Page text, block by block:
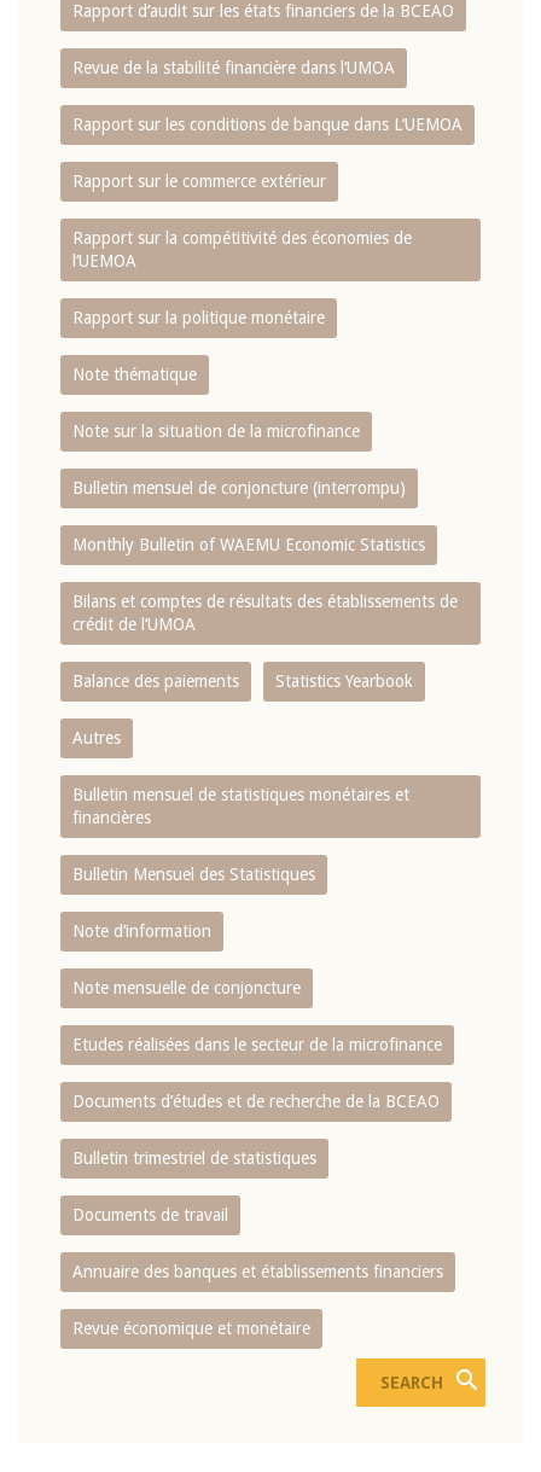
Rapport d‘audit sur les états financiers de la BCEAO
Revue de la stabilité financière dans l‘UMOA
Rapport sur les conditions de banque dans L‘UEMOA
Rapport sur le commerce extérieur
Rapport sur la compétitivité des économies de
l‘UEMOA
Rapport sur la politique monétaire
Note thématique
Note sur la situation de la microfinance
Bulletin mensuel de conjoncture (interrompu)
Monthly Bulletin of WAEMU Economic Statistics
Bilans et comptes de résultats des établissements de
crédit de l‘UMOA
Balance des paiements Statistics Yearbook
Autres
Bulletin mensuel de statistiques monétaires et
financières
Bulletin Mensuel des Statistiques
Note d’information
Note mensuelle de conjoncture
Etudes réalisées dans le secteur de la microfinance
Documents d’études et de recherche de la BCEAO
Bulletin trimestriel de statistiques
Documents de travail
Annuaire des banques et établissements financiers
Revue économique et monétaire